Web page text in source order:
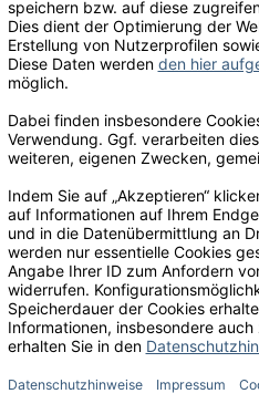
Ananas, Aprikose, Grapefruit,
weiß
trocken
0,25 l
2025
3 Jahre
Frankreich
20050
Weißwein